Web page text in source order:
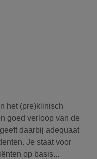
het (pre)klinisch
goed verloop van de
daarbij adequaat
Je staat voor
op basis...